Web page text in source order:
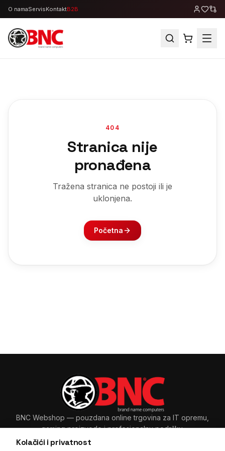
O namaServisKontaktB2B
Kolačići i privatnost
404
Stranica nije
pronađena
Tražena stranica ne postoji ili je
uklonjena.
Početna
BNC Webshop — pouzdana online trgovina za IT opremu,
gaming proizvode i profesionalnu podršku.